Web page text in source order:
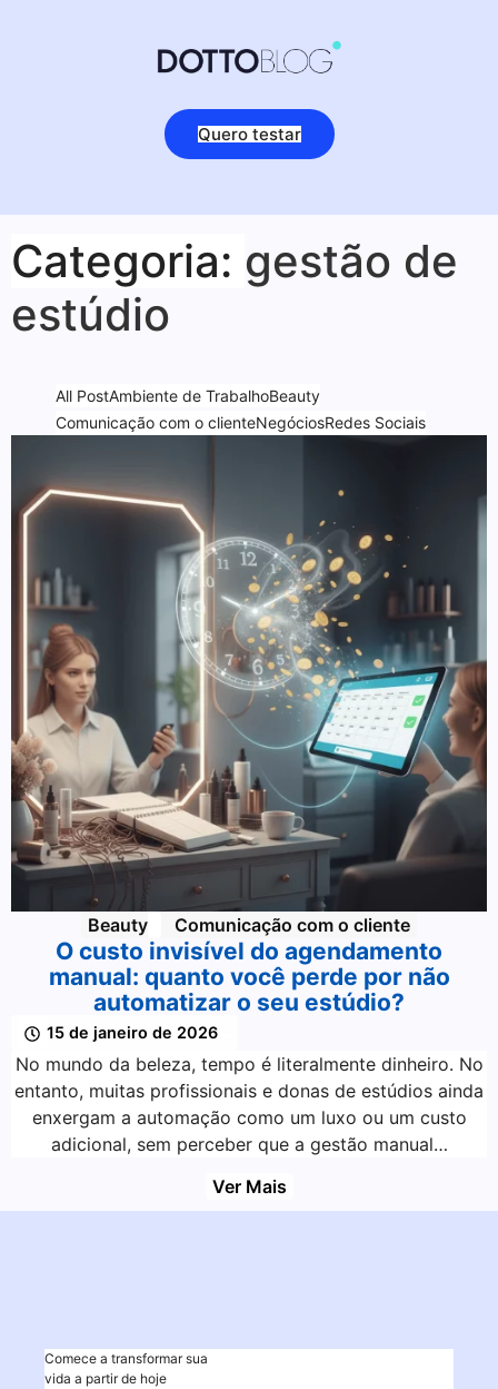
Quero testar
Categoria: gestão de
estúdio
All PostAmbiente de TrabalhoBeauty
Comunicação com o clienteNegóciosRedes Sociais
Beauty Comunicação com o cliente
O custo invisível do agendamento
manual: quanto você perde por não
automatizar o seu estúdio?
15 de janeiro de 2026
No mundo da beleza, tempo é literalmente dinheiro. No
entanto, muitas profissionais e donas de estúdios ainda
enxergam a automação como um luxo ou um custo
adicional, sem perceber que a gestão manual…
Ver Mais
Comece a transformar sua
vida a partir de hoje